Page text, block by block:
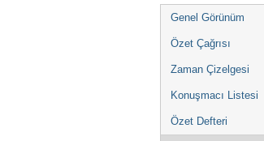
Event
menu
Genel Görünüm
Özet Çağrısı
Zaman Çizelgesi
Konuşmacı Listesi
Özet Defteri